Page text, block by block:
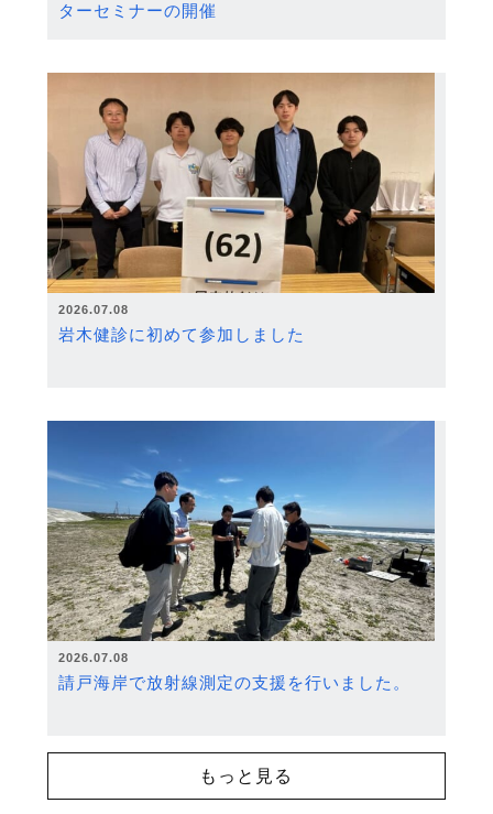
ターセミナーの開催
2026.07.08
岩木健診に初めて参加しました
2026.07.08
請戸海岸で放射線測定の支援を行いました。
もっと見る